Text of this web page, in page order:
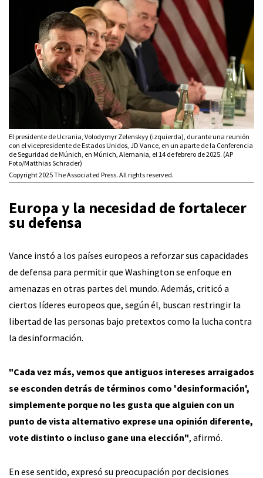
El presidente de Ucrania, Volodymyr Zelenskyy (izquierda), durante una reunión
con el vicepresidente de Estados Unidos, JD Vance, en un aparte de la Conferencia
de Seguridad de Múnich, en Múnich, Alemania, el 14 de febrero de 2025. (AP
Foto/Matthias Schrader)
Copyright 2025 The Associated Press. All rights reserved.
Europa y la necesidad de fortalecer
su defensa
Vance instó a los países europeos a reforzar sus capacidades
de defensa para permitir que Washington se enfoque en
amenazas en otras partes del mundo. Además, criticó a
ciertos líderes europeos que, según él, buscan restringir la
libertad de las personas bajo pretextos como la lucha contra
la desinformación.
"Cada vez más, vemos que antiguos intereses arraigados
se esconden detrás de términos como 'desinformación',
simplemente porque no les gusta que alguien con un
punto de vista alternativo exprese una opinión diferente,
vote distinto o incluso gane una elección", afirmó.
En ese sentido, expresó su preocupación por decisiones